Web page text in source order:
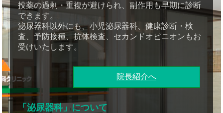
投薬の過剰・重複が避けられ、副作用も早期に診断
できます。
泌尿器科以外にも、小児泌尿器科、健康診断・検
査、予防接種、抗体検査、セカンドオピニオンもお
受けいたします。
院長紹介へ
「泌尿器科」について